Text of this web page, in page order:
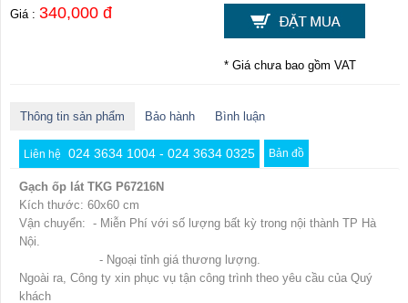
Giá : 340,000 đ
* Giá chưa bao gồm VAT
Thông tin sản phẩm Bảo hành Bình luận
Liên hệ 024 3634 1004 - 024 3634 0325 Bản đồ
Gạch ốp lát TKG P67216N
Kích thước: 60x60 cm
Vận chuyển: - Miễn Phí với số lượng bất kỳ trong nội thành TP Hà
Nội.
- Ngoại tỉnh giá thương lượng.
Ngoài ra, Công ty xin phục vụ tận công trình theo yêu cầu của Quý
khách